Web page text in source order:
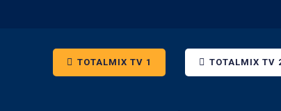
TOTALMIX TV 1 TOTALMIX TV